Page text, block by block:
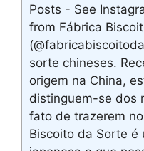
Posts - See
from Fábrica
sorte chineses.
origem na China,
distinguem-se dos
fato de trazerem
Biscoito da Sorte é